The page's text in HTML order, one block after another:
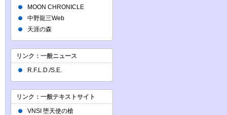
MOON CHRONICLE
中野龍三Web
天涯の森
リンク：一般ニュース
R.F.L.D./S.E.
リンク：一般テキストサイト
VNSI 堕天使の槍